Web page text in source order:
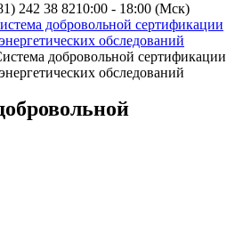
242 38 8210:00 - 18:00 (Мск)
добровольной сертификации
обследований
добровольной сертификации
обследований